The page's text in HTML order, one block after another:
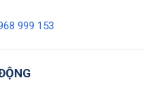
999 153